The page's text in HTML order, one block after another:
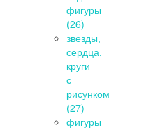
фигуры
(26)
звезды,
сердца,
круги
с
рисунком
(27)
фигуры